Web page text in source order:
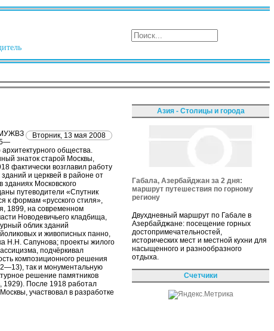
Вторник, 13 мая 2008
МУЖВЗ
общества.
знаток старой Москвы,
фактически возглавил работу
и церквей в районе от
Московского
путеводители «Спутник
к формам «русского стиля»,
1899, на современном
Новодевичьего кладбища,
облик зданий
и живописных панно,
Н.Н. Сапунова; проекты жилого
подчёркивал
композиционного решения
так и монументальную
решение памятников
1929). После 1918 работал
участвовал в разработке
Азия - Столицы и города
Габала, Азербайджан за 2 дня:
маршрут путешествия по горному
региону
Двухдневный маршрут по Габале в
Азербайджане: посещение горных
достопримечательностей,
исторических мест и местной кухни для
насыщенного и разнообразного
отдыха.
Счетчики